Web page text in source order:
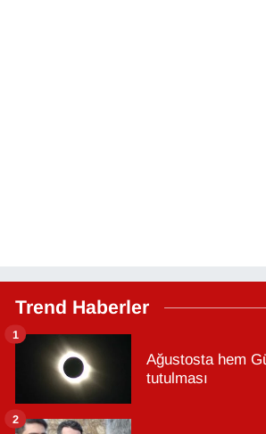
Trend Haberler
Ağustosta hem
tutulması
1
2